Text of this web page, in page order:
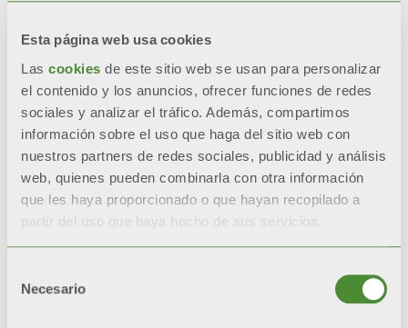
Esta página web usa cookies
Las cookies de este sitio web se usan para personalizar
el contenido y los anuncios, ofrecer funciones de redes
sociales y analizar el tráfico. Además, compartimos
información sobre el uso que haga del sitio web con
nuestros partners de redes sociales, publicidad y análisis
web, quienes pueden combinarla con otra información
que les haya proporcionado o que hayan recopilado a
partir del uso que haya hecho de sus servicios.
Necesario